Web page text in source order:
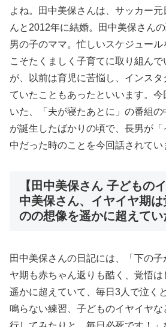
よね。田中美保さんは、サッカー
んと2012年に結婚。田中美保さん
男の子のママ。忙しいスケジュー
こそたくましく子育てに取り組ん
が、以前は育児に苦悩し、インス
ていたこともあったといいます。
いた、「夫が寝たあとに」の番組
が誕生したばかりの頃で、長男が
中だった時のことを今回話されてい
【田中美保さん 子どもの
中美保さん、イヤイヤ期
のの想像を遥かに超えてい
田中美保さんの日記には、「下の
ヤ期も赤ちゃん返りも酷く、覚悟
遥かに超えていて、毎日3人で泣く
鳴らない練習、子どものイヤイヤ